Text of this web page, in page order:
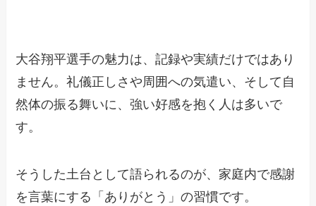
大谷翔平選手の魅力は、記録や実績だけではあり
ません。礼儀正しさや周囲への気遣い、そして自
然体の振る舞いに、強い好感を抱く人は多いで
す。
そうした土台として語られるのが、家庭内で感謝
を言葉にする「ありがとう」の習慣です。